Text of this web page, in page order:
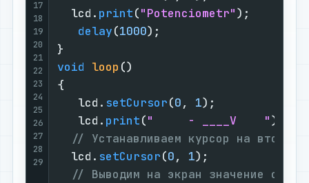
17
18
19
20
21
22
23
24
25
26
27
28
29
  lcd.
print("Potenciometr");
delay(1000);
void loop ()
{
   lcd.
setCursor(0, 1);
   lcd.
print("     - ____V    ");
// Устанавливаем курсор на вторую
  lcd.
setCursor(0, 1);
// Выводим на экран значение с